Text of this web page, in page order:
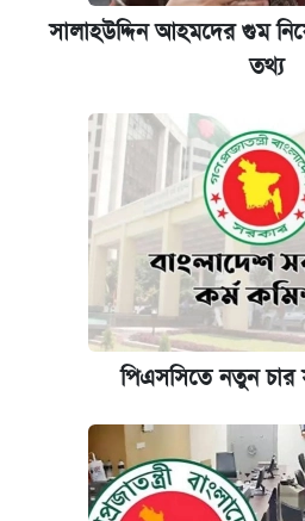
সালাহউদ্দিন আহমদের গুম
তথ্য
পিএসসিতে নতুন চার